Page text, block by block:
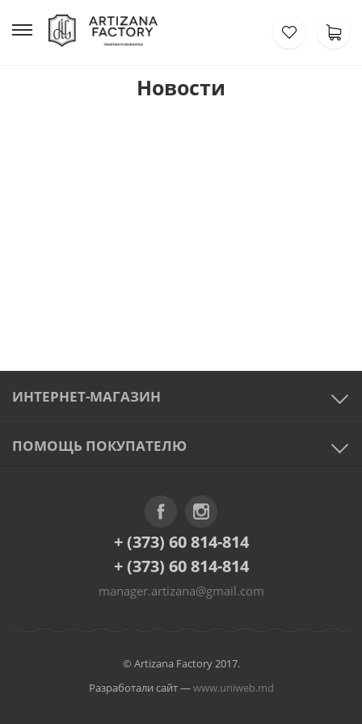
Новости
ИНТЕРНЕТ-МАГАЗИН
ПОМОЩЬ ПОКУПАТЕЛЮ
+ (373) 60 814-814
+ (373) 60 814-814
manager.artizana@gmail.com
© Artizana Factory 2017.
Разработали сайт —www.uniweb.md